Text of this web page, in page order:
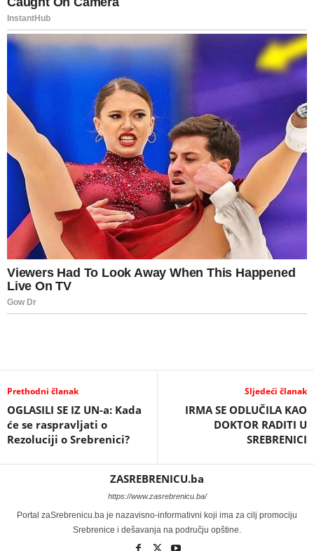
Prethodni članak
OGLASILI SE IZ UN-a: Kada
će se raspravljati o
Rezoluciji o Srebrenici?
Sljedeći članak
IRMA SE ODLUČILA KAO
DOKTOR RADITI U
SREBRENICI
ZASREBRENICU.ba
https://www.zasrebrenicu.ba/
Portal zaSrebrenicu.ba je nazavisno-informativni koji ima za cilj promociju
Srebrenice i dešavanja na području opštine.